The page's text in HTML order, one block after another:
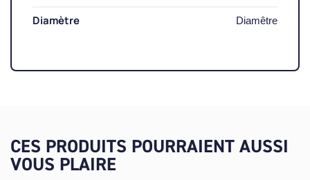
Diamètre Diamêtre
CES PRODUITS POURRAIENT AUSSI
VOUS PLAIRE